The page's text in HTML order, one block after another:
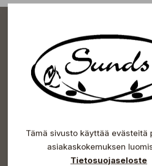
Sundin
Sunnuntaisin Itsepalvelu
Info & vaihde
Tämä sivusto käyttää evästeitä
asiakaskokemuksen
Tietosuojaseloste